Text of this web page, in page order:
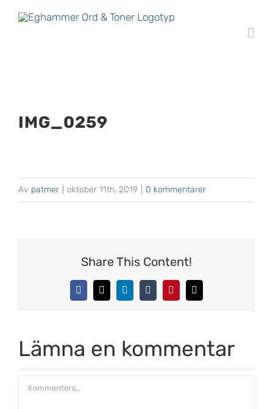
Fortsätt
IMG_0259
Av patmer oktober 11th, 2019 0 kommentarer
Share This Content!
Facebook
X LinkedInTumblrPinterest
E-
post
Lämna en kommentar
Kommentar